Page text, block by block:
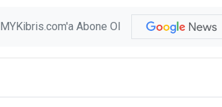
MYKibris.com'a Abone Ol